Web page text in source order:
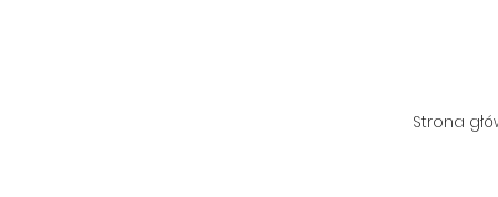
Strona